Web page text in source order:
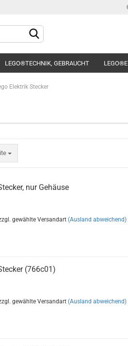
Lieferland
Konto
LEGO®TECHNIK, GEBRAUCHT
Elektrik Stecker
nur Gehäuse
gewählte Versandart (Ausland abweichend)
(766c01)
gewählte Versandart (Ausland abweichend)